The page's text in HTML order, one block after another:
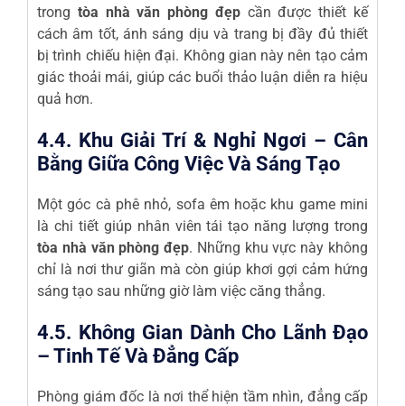
trong tòa nhà văn phòng đẹpcần được thiết kế
cách âm tốt, ánh sáng dịu và trang bị đầy đủ thiết
bị trình chiếu hiện đại. Không gian này nên tạo cảm
giác thoải mái, giúp các buổi thảo luận diễn ra hiệu
quả hơn.
4.4. Khu Giải Trí & Nghỉ Ngơi – Cân
Bằng Giữa Công Việc Và Sáng Tạo
Một góc cà phê nhỏ, sofa êm hoặc khu game mini
là chi tiết giúp nhân viên tái tạo năng lượng trong
tòa nhà văn phòng đẹp. Những khu vực này không
chỉ là nơi thư giãn mà còn giúp khơi gợi cảm hứng
sáng tạo sau những giờ làm việc căng thẳng.
4.5. Không Gian Dành Cho Lãnh Đạo
– Tinh Tế Và Đẳng Cấp
Phòng giám đốc là nơi thể hiện tầm nhìn, đẳng cấp